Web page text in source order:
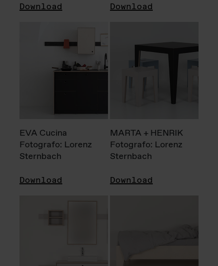
Download Download
EVA Cucina
Fotografo: Lorenz
Sternbach
Download
MARTA + HENRIK
Fotografo: Lorenz
Sternbach
Download